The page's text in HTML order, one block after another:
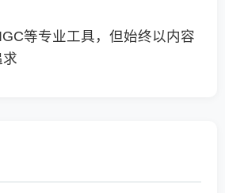
等专业工具，但始终以内容